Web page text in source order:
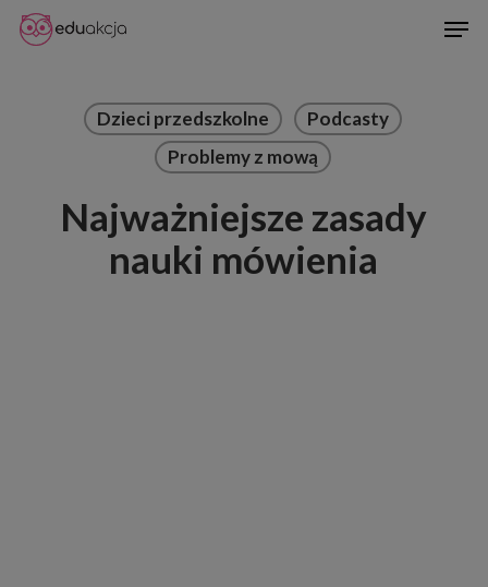
Skip
Dzieci przedszkolne
Podcasty
Problemy z mową
Najważniejsze zasady
nauki mówienia